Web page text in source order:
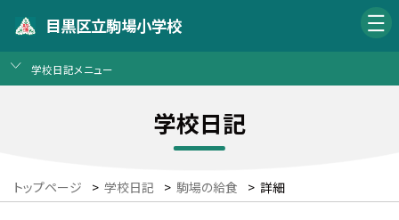
目黒区立駒場小学校
学校日記メニュー
学校日記
トップページ > 学校日記 > 駒場の給食 > 詳細